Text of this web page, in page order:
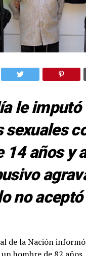
le imputó
sexuales
14 años y
no
de la Nación
hombre de 82